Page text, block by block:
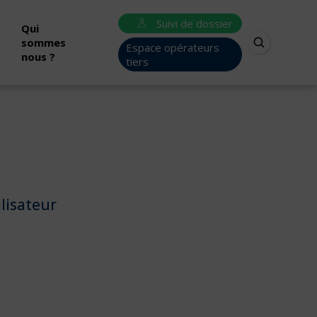
Qui
sommes
nous ?
Suivi de dossier
Espace opérateurs
tiers